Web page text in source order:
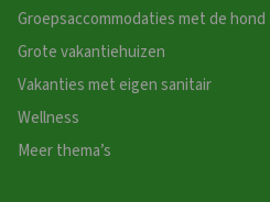
Groepsaccommodaties met de hond
Grote vakantiehuizen
Vakanties met eigen sanitair
Wellness
Meer thema’s